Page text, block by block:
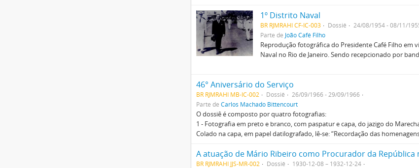
1º Distrito Naval
BR RJMRAHI CF-IC-003 Dossiê
24/08/1954 - 08/11/
Parte de João Café Filho
Reprodução fotográfica do Presidente Café Filho em
Naval no Rio de Janeiro. Sendo recepcionado por
46° Aniversário do Serviço
BR RJMRAHI MB-IC-002 Dossiê
26/09/1966 - 29/09/1966
Parte de Carlos Machado Bittencourt
O dossiê é composto por quatro fotografias:
1 - Fotografia em preto e branco, com paspatur e capa, do jazigo do
Colado na capa, em papel datilografado, lê-se: “Recordação das
A atuação de Mário Ribeiro como Procurador da República
BR RJMRAHI JJS-MR-002 Dossiê
1930-12-08 – 1932-12-24